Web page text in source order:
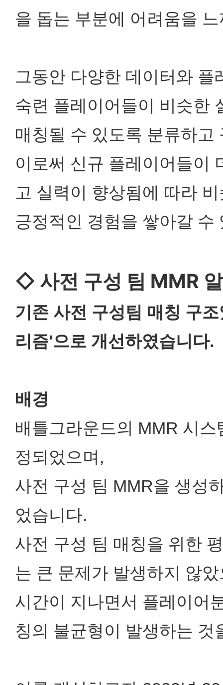
을 돕는 부분에 어려움을
그동안 다양한 데이터와
숙련 플레이어들이 비슷한
매칭될 수 있도록 분류하고
이로써 신규 플레이어들이
고 실력이 향상됨에 따라
긍정적인 경험을 쌓아갈 수
◇ 사전 구성 팀 MMR
기존 사전 구성팀 매칭 구
리즘'으로 개선하였습니다.
배경
배틀그라운드의 MMR 시
정되었으며,
사전 구성 팀 MMR을 생성
었습니다.
사전 구성 팀 매칭을 위한
는 큰 문제가 발생하지 않
시간이 지나면서 플레이어
칭의 불균형이 발생하는 것